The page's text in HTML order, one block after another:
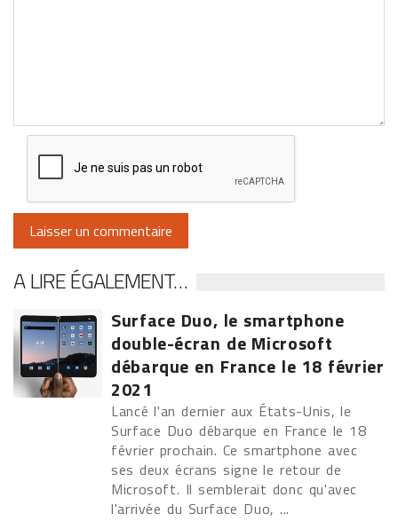
A LIRE ÉGALEMENT…
Surface Duo, le smartphone
double-écran de Microsoft
débarque en France le 18 février
2021
Lancé l'an dernier aux États-Unis, le
Surface Duo débarque en France le 18
février prochain. Ce smartphone avec
ses deux écrans signe le retour de
Microsoft. Il semblerait donc qu'avec
l'arrivée du Surface Duo, ...